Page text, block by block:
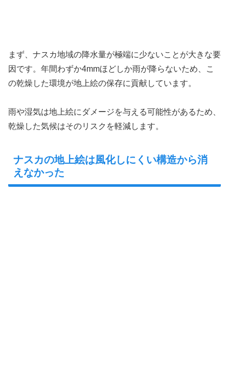
まず、ナスカ地域の降水量が極端に少ないことが大きな要
因です。年間わずか4mmほどしか雨が降らないため、こ
の乾燥した環境が地上絵の保存に貢献しています。
雨や湿気は地上絵にダメージを与える可能性があるため、
乾燥した気候はそのリスクを軽減します。
ナスカの地上絵は風化しにくい構造から消
えなかった